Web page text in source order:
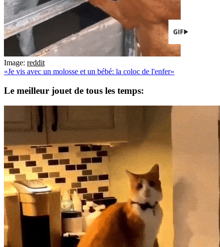
Image: reddit
«Je vis avec un molosse et un bébé: la coloc de l'enfer»
Le meilleur jouet de tous les temps: